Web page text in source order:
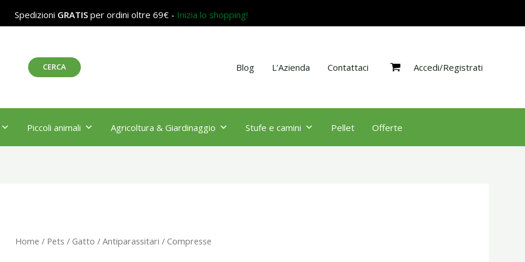
Spedizioni GRATIS per ordini oltre 69€ - Inizia lo shopping!
CERCA Blog L’Azienda Contattaci Accedi/Registrati
Piccoli animali Agricoltura & Giardinaggio Stufe e camini Pellet Offerte
Home / Pets / Gatto / Antiparassitari / Compresse